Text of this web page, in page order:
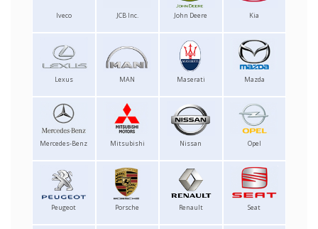
Iveco JCB Inc. John Deere Kia
Lexus MAN Maserati Mazda
Mercedes-Benz Mitsubishi Nissan Opel
Peugeot Porsche Renault Seat